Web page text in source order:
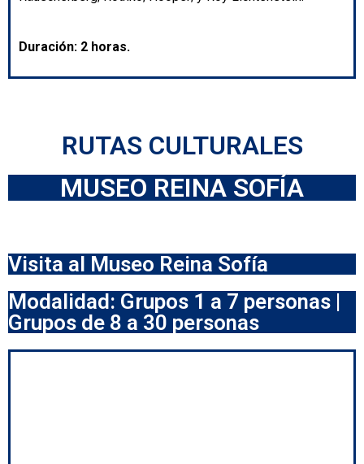
Duración: 2 horas.
RUTAS CULTURALES
MUSEO REINA SOFÍA
Visita al Museo Reina Sofía
Modalidad: Grupos 1 a 7 personas |
Grupos de 8 a 30 personas